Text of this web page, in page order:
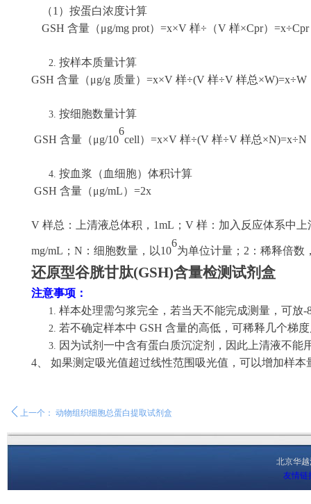
ꄴ 上一个： 动物组织细胞总蛋白提取试剂盒
（1）按蛋白浓度计算
GSH 含量（μg/mg prot）=x×V 样÷（V 样×Cpr）=x÷Cpr
按样本质量计算
GSH 含量（μg/g 质量）=x×V 样÷(V 样÷V 样总×W)=x÷W
按细胞数量计算
GSH 含量（μg/10
6
cell）=x×V 样÷(V 样÷V 样总×N)=x÷N
按血浆（血细胞）体积计算
GSH 含量（μg/mL）=2x
V 样总：上清液总体积，1mL；V 样：加入反应体系中
mg/mL；N：细胞数量，以10
6
为单位计量； 2：稀释倍数
还原型谷胱甘肽(GSH)含量检测试剂盒
注意事项：
样本处理需匀浆完全，若当天不能完成测量，可放-
若不确定样本中 GSH 含量的高低，可稀释几个梯
因为试剂一中含有蛋白质沉淀剂，因此上清液不
4、 如果测定吸光值超过线性范围吸光值，可以增加样
北京华
友情链